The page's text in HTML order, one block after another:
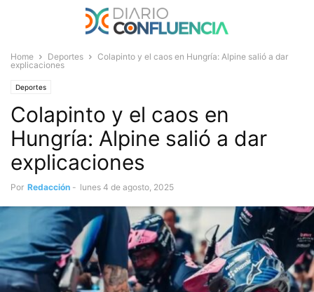
Home Deportes
Colapinto y el caos en Hungría: Alpine salió a dar
explicaciones
Deportes
Colapinto y el caos en
Hungría: Alpine salió a dar
explicaciones
Por Redacción - lunes 4 de agosto, 2025